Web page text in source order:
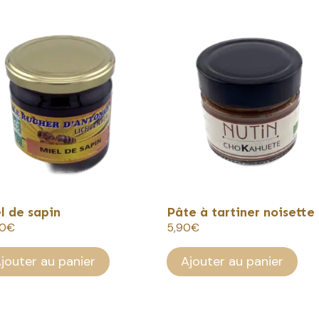
de sapin
€
au panier
Pâte à tartiner noisette
5,90€
Ajouter au panier